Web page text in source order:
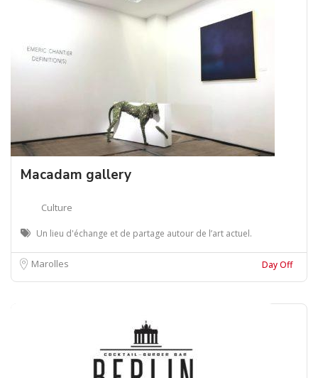
Macadam gallery
Culture
Un lieu d'échange et de partage autour de l’art actuel.
Marolles Day Off